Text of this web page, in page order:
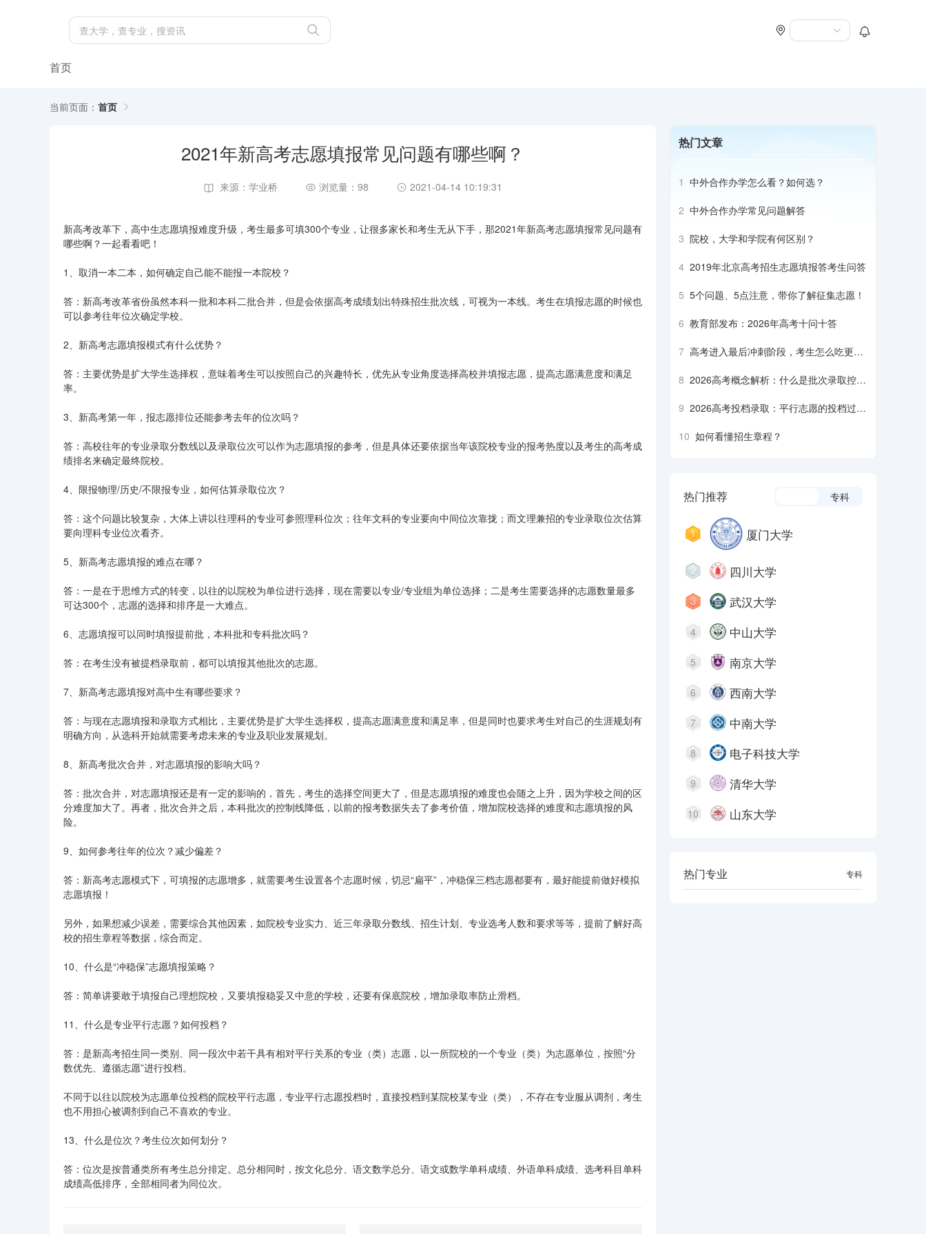
首页
当前页面： 首页
2021年新高考志愿填报常见问题有哪些啊？
来源：学业桥 浏览量：98 2021-04-14 10:19:31
新高考改革下，高中生志愿填报难度升级，考生最多可填300个专业，让很多家长和考生无从下手，那2021年新高考志愿填报常见问题有
哪些啊？一起看看吧！
1、取消一本二本，如何确定自己能不能报一本院校？
答：新高考改革省份虽然本科一批和本科二批合并，但是会依据高考成绩划出特殊招生批次线，可视为一本线。考生在填报志愿的时候也
可以参考往年位次确定学校。
2、新高考志愿填报模式有什么优势？
答：主要优势是扩大学生选择权，意味着考生可以按照自己的兴趣特长，优先从专业角度选择高校并填报志愿，提高志愿满意度和满足
率。
3、新高考第一年，报志愿排位还能参考去年的位次吗？
答：高校往年的专业录取分数线以及录取位次可以作为志愿填报的参考，但是具体还要依据当年该院校专业的报考热度以及考生的高考成
绩排名来确定最终院校。
4、限报物理/历史/不限报专业，如何估算录取位次？
答：这个问题比较复杂，大体上讲以往理科的专业可参照理科位次；往年文科的专业要向中间位次靠拢；而文理兼招的专业录取位次估算
要向理科专业位次看齐。
5、新高考志愿填报的难点在哪？
答：一是在于思维方式的转变，以往的以院校为单位进行选择，现在需要以专业/专业组为单位选择；二是考生需要选择的志愿数量最多
可达300个，志愿的选择和排序是一大难点。
6、志愿填报可以同时填报提前批，本科批和专科批次吗？
答：在考生没有被提档录取前，都可以填报其他批次的志愿。
7、新高考志愿填报对高中生有哪些要求？
答：与现在志愿填报和录取方式相比，主要优势是扩大学生选择权，提高志愿满意度和满足率，但是同时也要求考生对自己的生涯规划有
明确方向，从选科开始就需要考虑未来的专业及职业发展规划。
8、新高考批次合并，对志愿填报的影响大吗？
答：批次合并，对志愿填报还是有一定的影响的，首先，考生的选择空间更大了，但是志愿填报的难度也会随之上升，因为学校之间的区
分难度加大了。再者，批次合并之后，本科批次的控制线降低，以前的报考数据失去了参考价值，增加院校选择的难度和志愿填报的风
险。
9、如何参考往年的位次？减少偏差？
答：新高考志愿模式下，可填报的志愿增多，就需要考生设置各个志愿时候，切忌“扁平”，冲稳保三档志愿都要有，最好能提前做好模拟
志愿填报！
另外，如果想减少误差，需要综合其他因素，如院校专业实力、近三年录取分数线、招生计划、专业选考人数和要求等等，提前了解好高
校的招生章程等数据，综合而定。
10、什么是“冲稳保”志愿填报策略？
答：简单讲要敢于填报自己理想院校，又要填报稳妥又中意的学校，还要有保底院校，增加录取率防止滑档。
11、什么是专业平行志愿？如何投档？
答：是新高考招生同一类别、同一段次中若干具有相对平行关系的专业（类）志愿，以一所院校的一个专业（类）为志愿单位，按照“分
数优先、遵循志愿”进行投档。
不同于以往以院校为志愿单位投档的院校平行志愿，专业平行志愿投档时，直接投档到某院校某专业（类），不存在专业服从调剂，考生
也不用担心被调剂到自己不喜欢的专业。
13、什么是位次？考生位次如何划分？
答：位次是按普通类所有考生总分排定。总分相同时，按文化总分、语文数学总分、语文或数学单科成绩、外语单科成绩、选考科目单科
成绩高低排序，全部相同者为同位次。
热门文章
1 中外合作办学怎么看？如何选？
2 中外合作办学常见问题解答
3 院校，大学和学院有何区别？
4 2019年北京高考招生志愿填报答考生问答
5 5个问题、5点注意，带你了解征集志愿！
6 教育部发布：2026年高考十问十答
7 高考进入最后冲刺阶段，考生怎么吃更营
8 2026高考概念解析：什么是批次录取控制
9 2026高考投档录取：平行志愿的投档过程
10 如何看懂招生章程？
热门推荐 专科
厦门大学
四川大学
武汉大学
4 中山大学
5 南京大学
6 西南大学
7 中南大学
8 电子科技大学
9 清华大学
10 山东大学
热门专业 专科